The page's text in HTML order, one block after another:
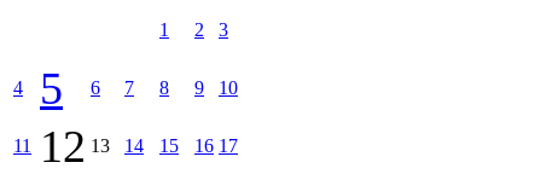
1 2 3
4 5 6 7 8 9 10
11 12 13 14 15 16 17